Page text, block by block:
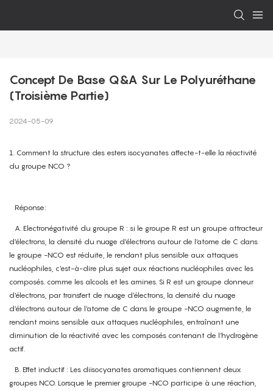
Concept De Base Q&A Sur Le Polyuréthane
(troisième Partie)
2024-05-09
1. Comment la structure des esters isocyanates affecte-t-elle la réactivité
du groupe NCO ?
Réponse:
A. Electronégativité du groupe R : si le groupe R est un groupe attracteur
d'électrons, la densité du nuage d'électrons autour de l'atome de C dans
le groupe -NCO est réduite, le rendant plus sensible aux attaques
nucléophiles, c'est-à-dire plus sujet aux réactions nucléophiles avec les
composés. comme les alcools et les amines. Si R est un groupe donneur
d'électrons, par transfert de nuage d'électrons, la densité du nuage
d'électrons autour de l'atome de C dans le groupe -NCO augmente, le
rendant moins sensible aux attaques nucléophiles, entraînant une
diminution de la réactivité avec les composés contenant de l'hydrogène
actif.
B. Effet inductif : Les diisocyanates aromatiques contiennent deux
groupes NCO. Lorsque le premier groupe -NCO participe à une réaction,